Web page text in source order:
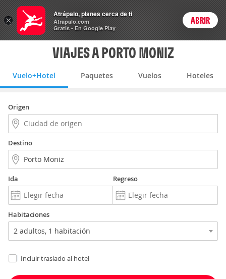
Vuelo+Hotel Login
VIAJES A PORTO MONIZ
Vuelo+Hotel Paquetes Vuelos Hoteles
Origen
Destino
Ida Regreso
Habitaciones
Incluir traslado al hotel
×
Atrápalo, planes cerca de ti
Atrapalo.com
Gratis - En Google Play
ABRIR